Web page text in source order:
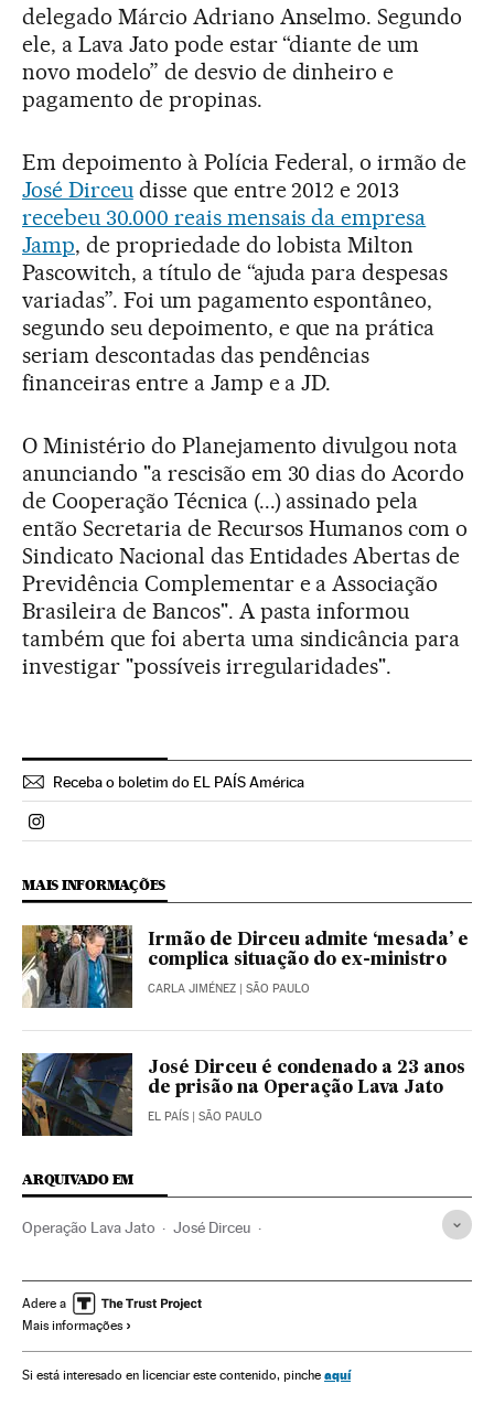
delegado Márcio Adriano Anselmo. Segundo
ele, a Lava Jato pode estar “diante de um
novo modelo” de desvio de dinheiro e
pagamento de propinas.
Em depoimento à Polícia Federal, o irmão de
José Dirceudisse que entre 2012 e 2013
recebeu 30.000 reais mensais da empresa
Jamp, de propriedade do lobista Milton
Pascowitch, a título de “ajuda para despesas
variadas”. Foi um pagamento espontâneo,
segundo seu depoimento, e que na prática
seriam descontadas das pendências
financeiras entre a Jamp e a JD.
O Ministério do Planejamento divulgou nota
anunciando "a rescisão em 30 dias do Acordo
de Cooperação Técnica (...) assinado pela
então Secretaria de Recursos Humanos com o
Sindicato Nacional das Entidades Abertas de
Previdência Complementar e a Associação
Brasileira de Bancos". A pasta informou
também que foi aberta uma sindicância para
investigar "possíveis irregularidades".
Receba o boletim do EL PAÍS América
Politica El País Brasil en Instagram
MAIS INFORMAÇÕES
Irmão de Dirceu admite ‘mesada’ e
complica situação do ex-ministro
CARLA JIMÉNEZ | SÃO PAULO
José Dirceu é condenado a 23 anos
de prisão na Operação Lava Jato
EL PAÍS | SÃO PAULO
ARQUIVADO EM
Operação Lava Jato José Dirceu
Investigação policial Subornos
Lavagem dinheiro
Escândalos políticos Corrupção política Caixa dois
Adere a
Mais informações
Si está interesado en licenciar este contenido, pinche aquí